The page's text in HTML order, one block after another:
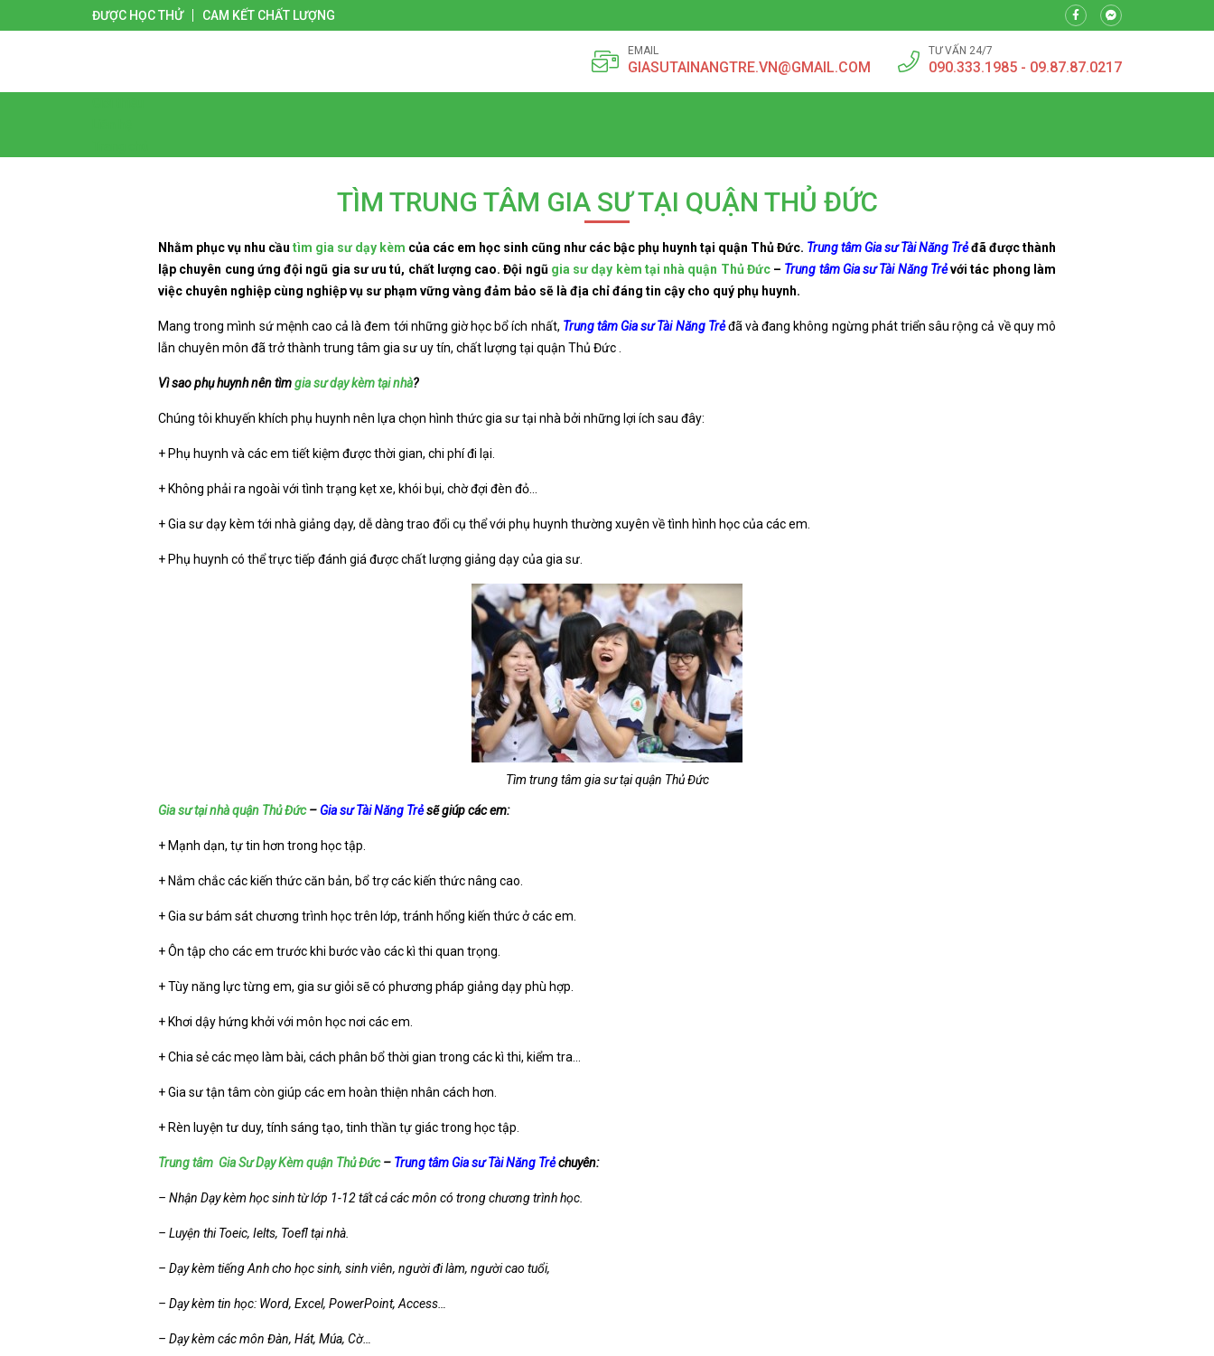
ĐƯỢC HỌC THỬ CAM KẾT CHẤT LƯỢNG
EMAIL
GIASUTAINANGTRE.VN@GMAIL.COM
TƯ VẤN 24/7
090.333.1985 - 09.87.87.0217
TÌM TRUNG TÂM GIA SƯ TẠI QUẬN THỦ ĐỨC
Nhằm phục vụ nhu cầu tìm gia sư dạy kèm của các em học sinh cũng như các bậc phụ huynh tại quận Thủ Đức. Trung tâm Gia sư Tài Năng Trẻđã được thành
lập chuyên cung ứng đội ngũ gia sư ưu tú, chất lượng cao. Đội ngũ gia sư dạy kèm tại nhà quận Thủ Đức– Trung tâm Gia sư Tài Năng Trẻvới tác phong làm
việc chuyên nghiệp cùng nghiệp vụ sư phạm vững vàng đảm bảo sẽ là địa chỉ đáng tin cậy cho quý phụ huynh.
Mang trong mình sứ mệnh cao cả là đem tới những giờ học bổ ích nhất, Trung tâm Gia sư Tài Năng Trẻđã và đang không ngừng phát triển sâu rộng cả về quy mô
lẫn chuyên môn đã trở thành trung tâm gia sư uy tín, chất lượng tại quận Thủ Đức .
Vì sao phụ huynh nên tìmgia sư dạy kèm tại nhà?
Chúng tôi khuyến khích phụ huynh nên lựa chọn hình thức gia sư tại nhà bởi những lợi ích sau đây:
+ Phụ huynh và các em tiết kiệm được thời gian, chi phí đi lại.
+ Không phải ra ngoài với tình trạng kẹt xe, khói bụi, chờ đợi đèn đỏ…
+ Gia sư dạy kèm tới nhà giảng dạy, dễ dàng trao đổi cụ thể với phụ huynh thường xuyên về tình hình học của các em.
+ Phụ huynh có thể trực tiếp đánh giá được chất lượng giảng dạy của gia sư.
Tìm trung tâm gia sư tại quận Thủ Đức
Gia sư tại nhà quận Thủ Đức– Gia sư Tài Năng Trẻsẽ giúp các em:
+ Mạnh dạn, tự tin hơn trong học tập.
+ Nắm chắc các kiến thức căn bản, bổ trợ các kiến thức nâng cao.
+ Gia sư bám sát chương trình học trên lớp, tránh hổng kiến thức ở các em.
+ Ôn tập cho các em trước khi bước vào các kì thi quan trọng.
+ Tùy năng lực từng em, gia sư giỏi sẽ có phương pháp giảng dạy phù hợp.
+ Khơi dậy hứng khởi với môn học nơi các em.
+ Chia sẻ các mẹo làm bài, cách phân bổ thời gian trong các kì thi, kiểm tra…
+ Gia sư tận tâm còn giúp các em hoàn thiện nhân cách hơn.
+ Rèn luyện tư duy, tính sáng tạo, tinh thần tự giác trong học tập.
Trung tâm Gia Sư Dạy Kèm quận Thủ Đức– Trung tâm Gia sư Tài Năng Trẻchuyên:
– Nhận Dạy kèm học sinh từ lớp 1-12 tất cả các môn có trong chương trình học.
– Luyện thi Toeic, Ielts, Toefl tại nhà.
– Dạy kèm tiếng Anh cho học sinh, sinh viên, người đi làm, người cao tuổi,
– Dạy kèm tin học: Word, Excel, PowerPoint, Access…
– Dạy kèm các môn Đàn, Hát, Múa, Cờ…